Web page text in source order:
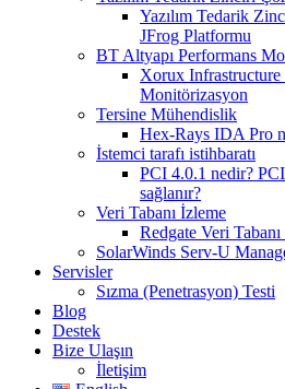
Yazılım Tedarik
JFrog Platformu
BT Altyapı Performans
Xorux Infrastructure
Monitörizasyon
Tersine Mühendislik
Hex-Rays IDA Pro
İstemci tarafı istihbaratı
PCI 4.0.1 nedir?
sağlanır?
Veri Tabanı İzleme
Redgate Veri
SolarWinds Serv-U
Servisler
Sızma (Penetrasyon) Testi
Blog
Destek
Bize Ulaşın
İletişim